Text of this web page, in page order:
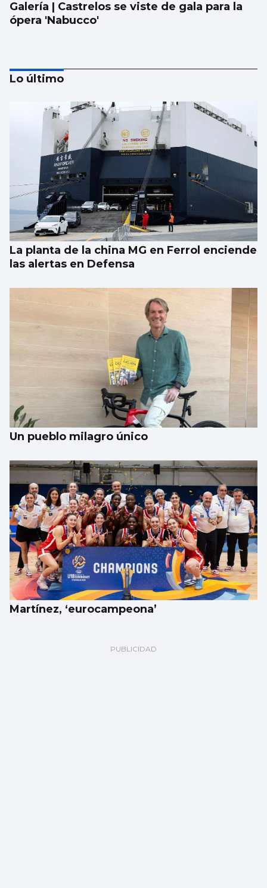
Galería | Castrelos se viste de gala para la
ópera 'Nabucco'
Lista con las canciones que sonarán en el
concierto de The Corrs en Castrelos
Lo último
La planta de la china MG en Ferrol enciende
las alertas en Defensa
Un pueblo milagro único
Martínez, ‘eurocampeona’